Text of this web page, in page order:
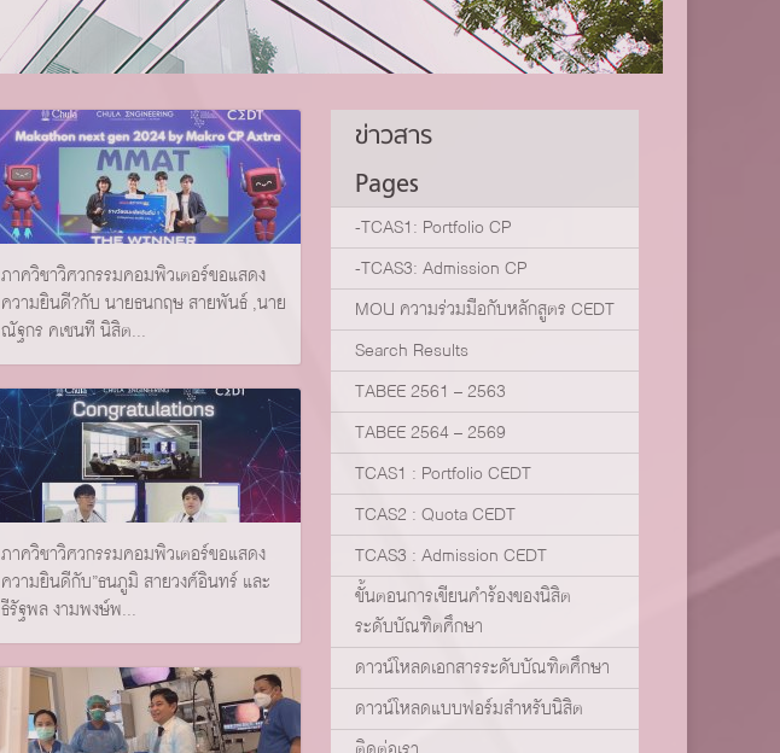
ภาควิชาวิศวกรรมคอมพิวเตอร์ขอแสดง
ความยินดี?กับ นายธนกฤษ สายพันธ์ ,นาย
ณัฐกร คเชนที นิสิต...
ภาควิชาวิศวกรรมคอมพิวเตอร์ขอแสดง
ความยินดีกับ”ธนภูมิ สายวงศ์อินทร์ และ
ธีรัฐพล งามพงษ์พ...
ข่าวสาร
Pages
-TCAS1: Portfolio CP
-TCAS3: Admission CP
MOU ความร่วมมือกับหลักสูตร CEDT
Search Results
TABEE 2561 – 2563
TABEE 2564 – 2569
TCAS1 : Portfolio CEDT
TCAS2 : Quota CEDT
TCAS3 : Admission CEDT
ขั้นตอนการเขียนคำร้องของนิสิต
ระดับบัณฑิตศึกษา
ดาวน์โหลดเอกสารระดับบัณฑิตศึกษา
ดาวน์โหลดแบบฟอร์มสำหรับนิสิต